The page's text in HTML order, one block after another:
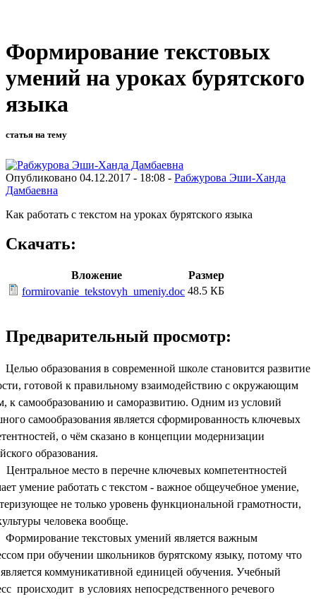
Формирование текстовых
умений на уроках бурятского
языка
статья на тему
Опубликовано 04.12.2017 - 18:08 - Рабжурова Эши-Ханда
Дамбаевна
Как работать с текстом на уроках бурятского языка
Скачать:
Вложение
Размер
formirovanie_tekstovyh_umeniy.doc 48.5 КБ
Предварительный просмотр:
Целью образования в современной школе становится развитие
готовой к правильному взаимодействию с окружающим
к самообразованию и саморазвитию. Одним из условий
самообразования является сформированность ключевых
о чём сказано в концепции модернизации
образования.
место в перечне ключевых компетентностей
умение работать с текстом - важное общеучебное умение,
не только уровень функциональной грамотности,
человека вообще.
Формирование текстовых умений является важным
при обучении школьников бурятскому языку, потому что
является коммуникативной единицей обучения. Учебный
происходит в условиях непосредственного речевого